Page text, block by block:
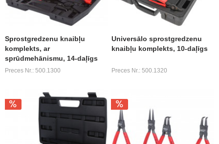
Sprostgredzenu knaibļu
komplekts, ar
sprūdmehānismu, 14-daļīgs
Preces Nr.: 500.1300
Universālo sprostgredzenu
knaibļu komplekts, 10-daļīgs
Preces Nr.: 500.1320